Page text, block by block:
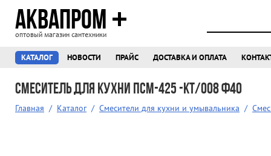
АКВАПРОМ
оптовый магазин сантехники
КАТАЛОГ НОВОСТИ ПРАЙС ДОСТАВКА И ОПЛАТА
Смеситель для кухни ПСМ-425 -КТ/008 ф40
Главная / Каталог / Смесители для кухни и умывальника /